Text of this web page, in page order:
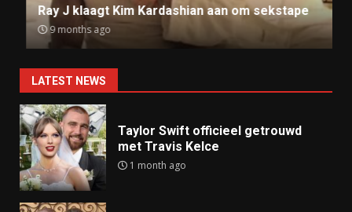
Ray J klaagt Kim Kardashian aan om sekstape
9 months ago
LATEST NEWS
Taylor Swift officieel getrouwd
met Travis Kelce
1 month ago